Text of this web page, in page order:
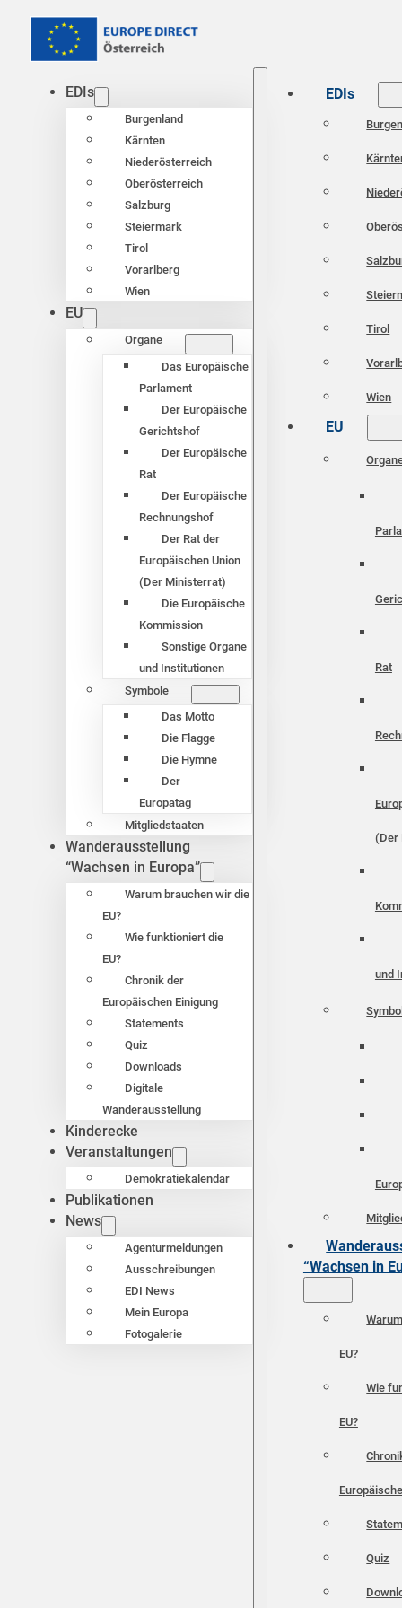
EDIs
Burgenland
Kärnten
Niederösterreich
Oberösterreich
Salzburg
Steiermark
Tirol
Vorarlberg
Wien
EU
Organe
Das Europäische
Parlament
Der Europäische
Gerichtshof
Der Europäische
Rat
Der Europäische
Rechnungshof
Der Rat der
Europäischen Union
(Der Ministerrat)
Die Europäische
Kommission
Sonstige Organe
und Institutionen
Symbole
Das Motto
Die Flagge
Die Hymne
Der
Europatag
Mitgliedstaaten
Wanderausstellung
“Wachsen in Europa”
Warum brauchen wir die
EU?
Wie funktioniert die
EU?
Chronik der
Europäischen Einigung
Statements
Quiz
Downloads
Digitale
Wanderausstellung
Kinderecke
Veranstaltungen
Demokratiekalendar
Publikationen
News
Agenturmeldungen
Ausschreibungen
EDI News
Mein Europa
Fotogalerie
EDIs
Tirol
Wien
EU
Rat
(Der
und
“Wachsen in
EU?
Wie
EU?
Quiz